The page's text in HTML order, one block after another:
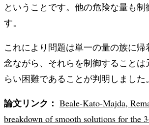
ということです。他の危険な量も制
す。
これにより問題は単一の量の族に
念ながら、それらを制御することは
らい困難であることが判明しました。
論文リンク： Beale-Kato-Majda,
breakdown of smooth solutions for the